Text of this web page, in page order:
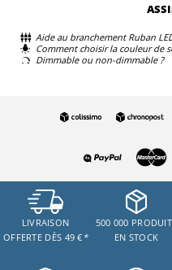
Aide au branchement Ruban
Comment choisir la couleur de
Dimmable ou non-dimmable ?
LIVRAISON
OFFERTE DÈS 49 € *
500 000
EN STOCK